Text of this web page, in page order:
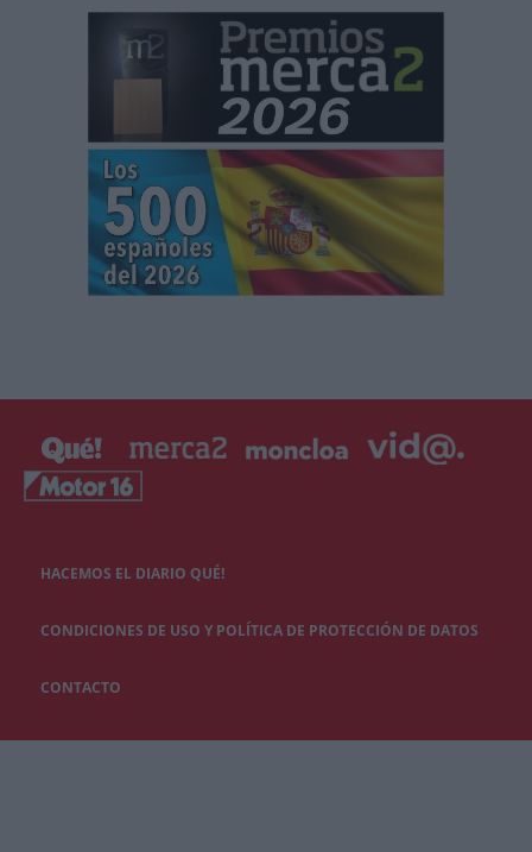
HACEMOS EL DIARIO QUÉ!
CONDICIONES DE USO Y POLÍTICA DE PROTECCIÓN DE DATOS
CONTACTO